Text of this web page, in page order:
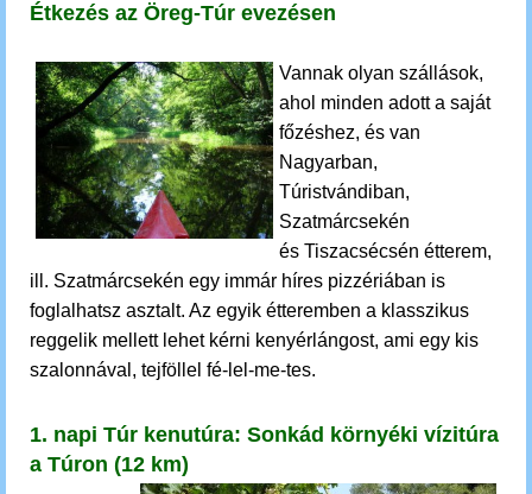
Étkezés az Öreg-Túr evezésen
Vannak olyan szállások,
ahol minden adott a saját
főzéshez, és van
Nagyarban,
Túristvándiban,
Szatmárcsekén
és Tiszacsécsén étterem,
ill. Szatmárcsekén egy immár híres pizzériában is
foglalhatsz asztalt. Az egyik étteremben a klasszikus
reggelik mellett lehet kérni kenyérlángost, ami egy kis
szalonnával, tejföllel fé-lel-me-tes.
1. napi Túr kenutúra: Sonkád környéki vízitúra
a Túron (12 km)